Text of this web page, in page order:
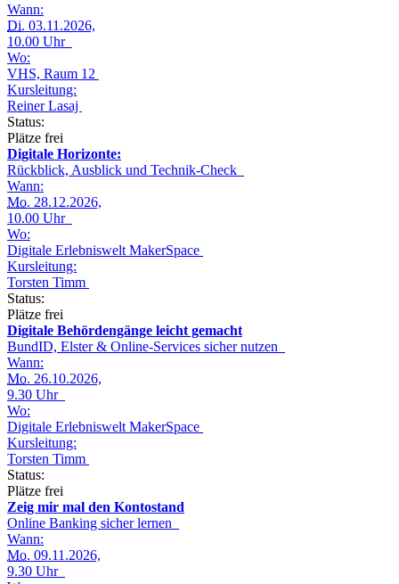
Wann:
Di. 03.11.2026,
10.00 Uhr
Wo:
VHS, Raum 12
Kursleitung:
Reiner Lasaj
Status:
Plätze frei
Digitale Horizonte:
Rückblick, Ausblick und Technik-Check
Wann:
Mo. 28.12.2026,
10.00 Uhr
Wo:
Digitale Erlebniswelt MakerSpace
Kursleitung:
Torsten Timm
Status:
Plätze frei
Digitale Behördengänge leicht gemacht
BundID, Elster & Online-Services sicher nutzen
Wann:
Mo. 26.10.2026,
9.30 Uhr
Wo:
Digitale Erlebniswelt MakerSpace
Kursleitung:
Torsten Timm
Status:
Plätze frei
Zeig mir mal den Kontostand
Online Banking sicher lernen
Wann:
Mo. 09.11.2026,
9.30 Uhr